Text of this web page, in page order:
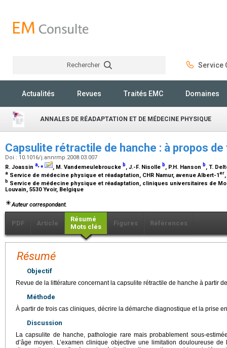
Rechercher Service
Actualités Revues Traités EMC Domaines
ANNALES DE RÉADAPTATION ET DE MÉDECINE PHYSIQUE
Capsulite rétractile de hanche : à propos
Doi : 10.1016/j.annrmp.2008.03.007
R. Joassin a,⁎ , M. Vandemeulebroucke b, J.-F. Nisolle b, P.H. Hanson b, T.
a Service de médecine physique et réadaptation, CHR Namur, avenue Albert-1er
b Service de médecine physique et réadaptation, cliniques universitaires de
Louvain, 5530 Yvoir, Belgique
Auteur correspondant.
PDF Article
Résumé
Mots clés
Figures Références
Résumé
Objectif
Revue de la littérature concernant la capsulite rétractile de hanche à partir
Méthode
À partir de trois cas cliniques, décrire la démarche diagnostique et la prise
Discussion
La capsulite de hanche, pathologie rare mais probablement sous-
d’âge moyen. L’examen clinique objective une limitation douloureuse